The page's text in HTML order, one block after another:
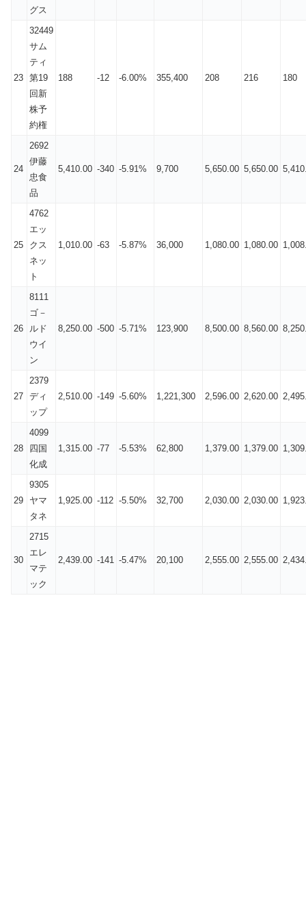
グス
23
32449
サム
ティ
第19
回新
株予
約権
188 -12 -6.00% 355,400 208 216 180
24
2692
伊藤
忠食
品
5,410.00 -340 -5.91% 9,700 5,650.00 5,650.00
25
4762
エッ
クス
ネッ
ト
1,010.00 -63 -5.87% 36,000 1,080.00 1,080.00
26
8111
ゴ－
ルド
ウイ
ン
8,250.00 -500 -5.71% 123,900 8,500.00 8,560.00
27
2379
ディ
ップ
2,510.00 -149 -5.60% 1,221,300 2,596.00 2,620.00
28
4099
四国
化成
1,315.00 -77 -5.53% 62,800 1,379.00 1,379.00
29
9305
ヤマ
タネ
1,925.00 -112 -5.50% 32,700 2,030.00 2,030.00
30
2715
エレ
マテ
ック
2,439.00 -141 -5.47% 20,100 2,555.00 2,555.00